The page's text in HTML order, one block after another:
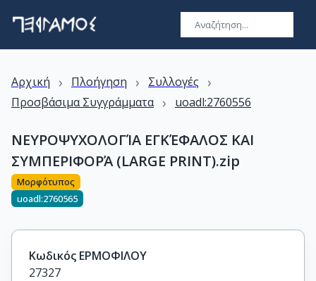
Αρχική › Πλοήγηση › Συλλογές ›
Προσβάσιμα Συγγράμματα › uoadl:2760556
ΝΕΥΡΟΨΥΧΟΛΟΓΊΑ ΕΓΚΈΦΑΛΟΣ ΚΑΙ
ΣΥΜΠΕΡΙΦΟΡΆ (LARGE PRINT).zip
Μορφότυπος
uoadl:2760565
Κωδικός ΕΡΜΟΦΙΛΟΥ
27327